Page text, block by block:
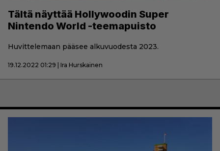
Tältä näyttää Hollywoodin Super
Nintendo World -teemapuisto
Huvittelemaan pääsee alkuvuodesta 2023.
19.12.2022 01:29 | Ira Hurskainen